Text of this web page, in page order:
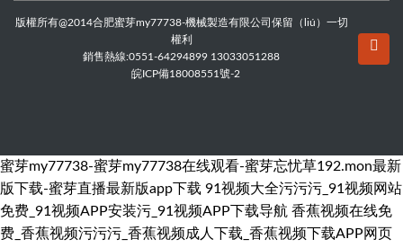
版權所有@2014合肥蜜芽my77738-機械製造有限公司保留（liú）一切
權利
銷售熱線:0551-64294899 13033051288
皖ICP備18008551號-2
蜜芽my77738-蜜芽my77738在线观看-蜜芽忘忧草192.mon最新
版下载-蜜芽直播最新版app下载 91视频大全污污污_91视频网站
免费_91视频APP安装污_91视频APP下载导航 香蕉视频在线免
费_香蕉视频污污污_香蕉视频成人下载_香蕉视频下载APP网页